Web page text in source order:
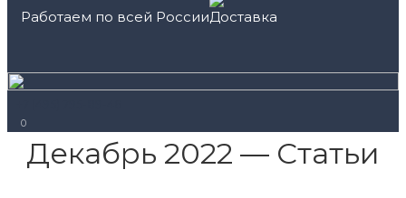
Работаем по всей России
0
Декабрь 2022 — Статьи